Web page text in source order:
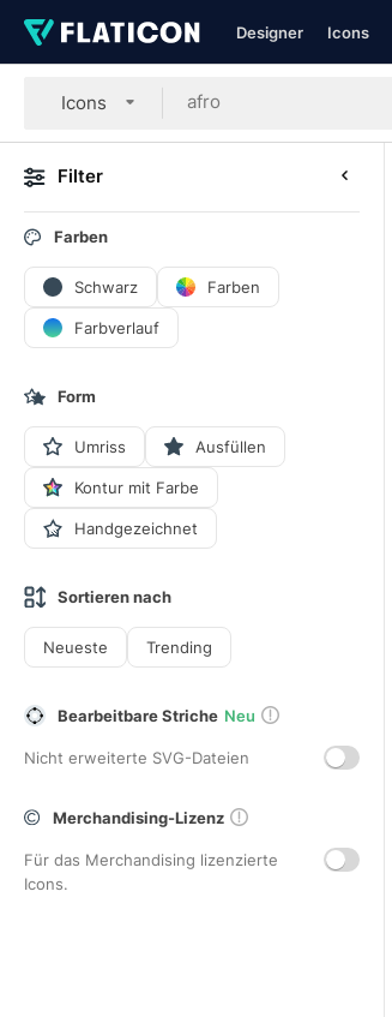
Designer Icons
Icons
Filter
Farben
Schwarz Farben
Farbverlauf
Form
Umriss Ausfüllen
Kontur mit Farbe
Handgezeichnet
Sortieren nach
Neueste Trending
Bearbeitbare Striche Neu
Nicht erweiterte SVG-Dateien
Merchandising-Lizenz
Für das Merchandising lizenzierte
Icons.